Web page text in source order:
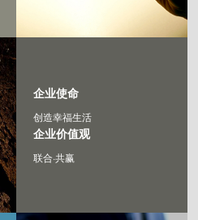
企业使命
创造幸福生活
企业价值观
联合·共赢